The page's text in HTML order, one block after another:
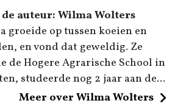
auteur: Wilma Wolters
groeide op tussen koeien en
en vond dat geweldig. Ze
de Hogere Agrarische School in
studeerde nog 2 jaar aan de...
Meer over Wilma Wolters